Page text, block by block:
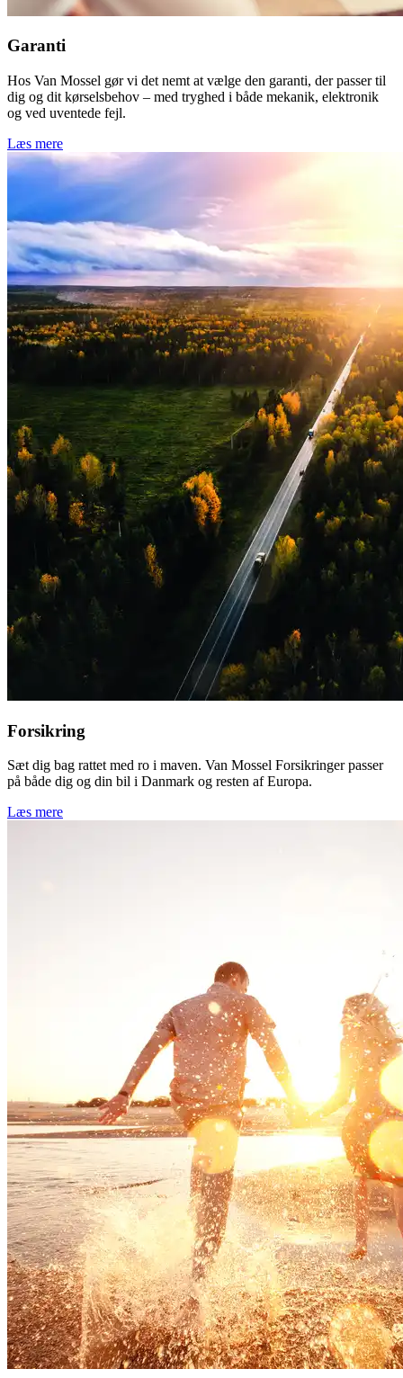
Garanti
Hos Van Mossel gør vi det nemt at vælge den garanti, der passer til
dig og dit kørselsbehov – med tryghed i både mekanik, elektronik
og ved uventede fejl.
Læs mere
Forsikring
Sæt dig bag rattet med ro i maven. Van Mossel Forsikringer passer
på både dig og din bil i Danmark og resten af Europa.
Læs mere